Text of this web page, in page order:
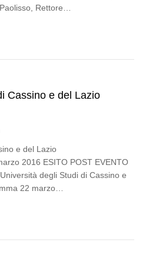
Rettore…
Cassino e del Lazio
e del Lazio
2016 ESITO POST EVENTO
degli Studi di Cassino e
22 marzo…